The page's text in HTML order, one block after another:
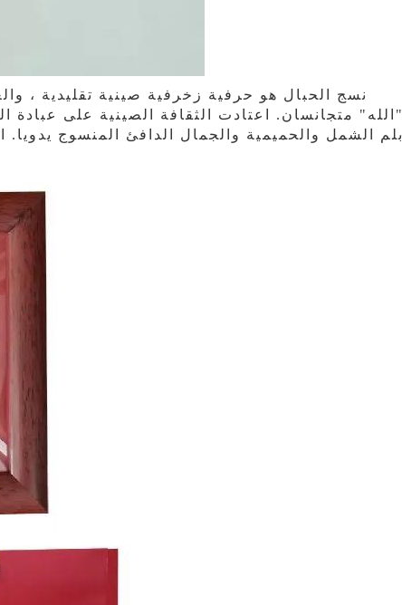
نسج الحبال هو حرفية زخرفية صينية تقليدية ،
"الله" متجانسان. اعتادت الثقافة الصينية على عبادة
بلم الشمل والحميمية والجمال الدافئ المنسوج يدويا.